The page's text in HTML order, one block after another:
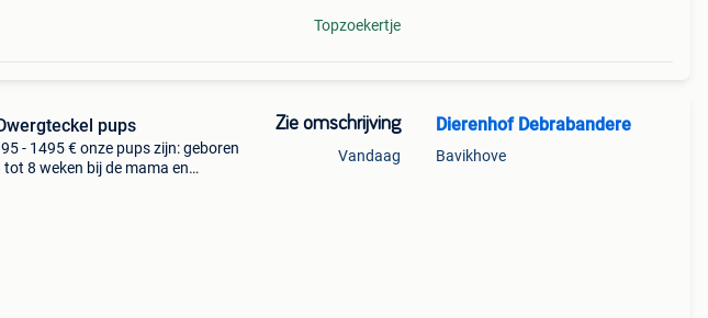
Topzoekertje
pups
- 1495 € onze pups zijn: geboren
8 weken bij de mama en
Zie omschrijving
Vandaag
Dierenhof Debrabandere
Bavikhove